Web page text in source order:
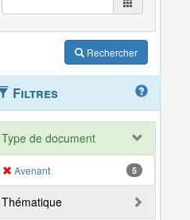
Rechercher
Filtres
Type de document
Avenant 5
Thématique